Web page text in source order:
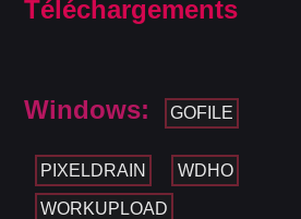
Téléchargements
Windows: GOFILE
PIXELDRAIN WDHO
WORKUPLOAD